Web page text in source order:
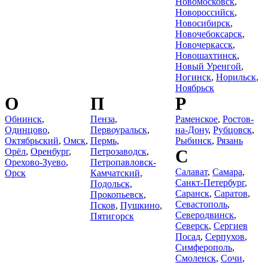
Новороссийск,
Новосибирск,
Новочебоксарск,
Новочеркасск,
Новошахтинск,
Новый Уренгой,
Ногинск,Норильск,
Ноябрьск
О
Обнинск,
Одинцово,
Октябрьский, Омск,
Орёл, Оренбург,
Орехово-Зуево,
Орск
П
Пенза,
Первоуральск,
Пермь,
Петрозаводск,
Петропавловск-
Камчатский,
Подольск,
Прокопьевск,
Псков, Пушкино,
Пятигорск
Р
Раменское,Ростов-
на-Дону,Рубцовск,
Рыбинск,Рязань
С
Салават,Самара,
Санкт-Петербург,
Саранск,Саратов,
Севастополь,
Северодвинск,
Северск,Сергиев
Посад,Серпухов,
Симферополь,
Смоленск,Сочи,